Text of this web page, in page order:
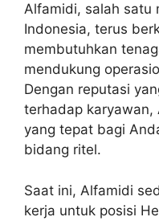
Alfamidi, salah satu
Indonesia, terus
membutuhkan
mendukung
Dengan reputasi
terhadap karyawan,
yang tepat bagi
bidang ritel.
Saat ini, Alfamidi
kerja untuk posisi